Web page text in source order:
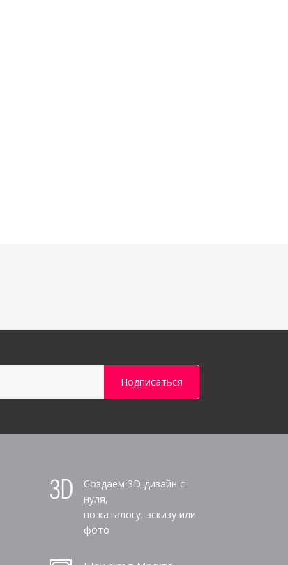
Создаем 3D-дизайн с
нуля,
по каталогу, эскизу или
фото